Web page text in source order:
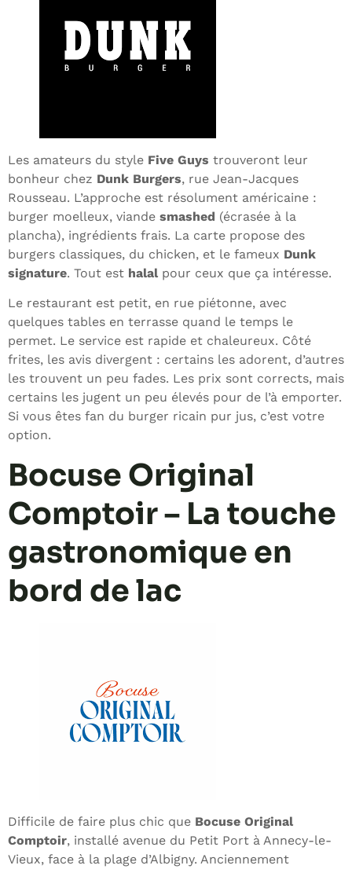
Les amateurs du style Five Guys trouveront leur
bonheur chez Dunk Burgers, rue Jean-Jacques
Rousseau. L’approche est résolument américaine :
burger moelleux, viande smashed (écrasée à la
plancha), ingrédients frais. La carte propose des
burgers classiques, du chicken, et le fameux Dunk
signature. Tout est halal pour ceux que ça intéresse.
Le restaurant est petit, en rue piétonne, avec
quelques tables en terrasse quand le temps le
permet. Le service est rapide et chaleureux. Côté
frites, les avis divergent : certains les adorent, d’autres
les trouvent un peu fades. Les prix sont corrects, mais
certains les jugent un peu élevés pour de l’à emporter.
Si vous êtes fan du burger ricain pur jus, c’est votre
option.
Bocuse Original
Comptoir – La touche
gastronomique en
bord de lac
Difficile de faire plus chic que Bocuse Original
Comptoir, installé avenue du Petit Port à Annecy-le-
Vieux, face à la plage d’Albigny. Anciennement